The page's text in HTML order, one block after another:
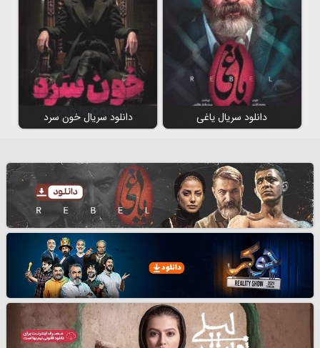
دانلود سریال یاغی دانلود سریال خون سرد